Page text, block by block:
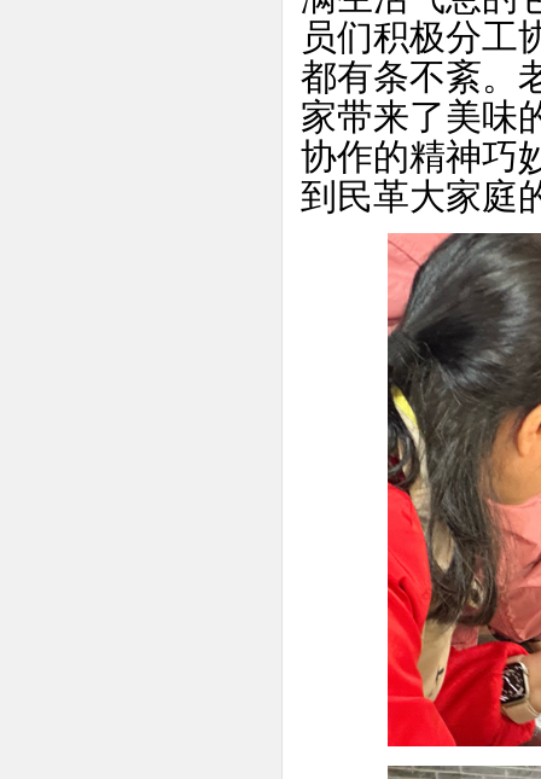
员们积极分工
都有条不紊。
家带来了美味
协作的精神巧
到民革大家庭